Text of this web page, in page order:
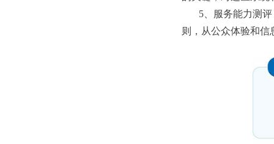
5、服务能力测
则，从公众体验和